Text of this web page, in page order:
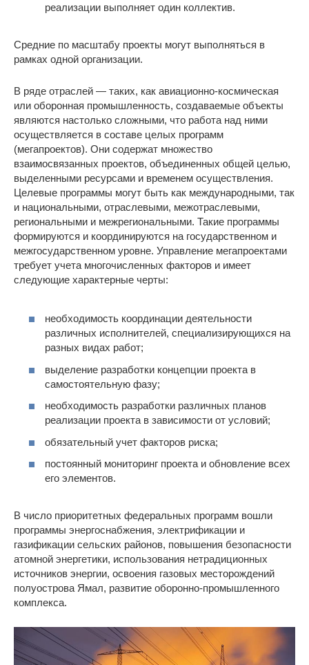
реализации выполняет один коллектив.
Средние по масштабу проекты могут выполняться в
рамках одной организации.
В ряде отраслей — таких, как авиационно-космическая
или оборонная промышленность, создаваемые объекты
являются настолько сложными, что работа над ними
осуществляется в составе целых программ
(мегапроектов). Они содержат множество
взаимосвязанных проектов, объединенных общей целью,
выделенными ресурсами и временем осуществления.
Целевые программы могут быть как международными, так
и национальными, отраслевыми, межотраслевыми,
региональными и межрегиональными. Такие программы
формируются и координируются на государственном и
межгосударственном уровне. Управление мегапроектами
требует учета многочисленных факторов и имеет
следующие характерные черты:
необходимость координации деятельности
различных исполнителей, специализирующихся на
разных видах работ;
выделение разработки концепции проекта в
самостоятельную фазу;
необходимость разработки различных планов
реализации проекта в зависимости от условий;
обязательный учет факторов риска;
постоянный мониторинг проекта и обновление всех
его элементов.
В число приоритетных федеральных программ вошли
программы энергоснабжения, электрификации и
газификации сельских районов, повышения безопасности
атомной энергетики, использования нетрадиционных
источников энергии, освоения газовых месторождений
полуострова Ямал, развитие оборонно-промышленного
комплекса.